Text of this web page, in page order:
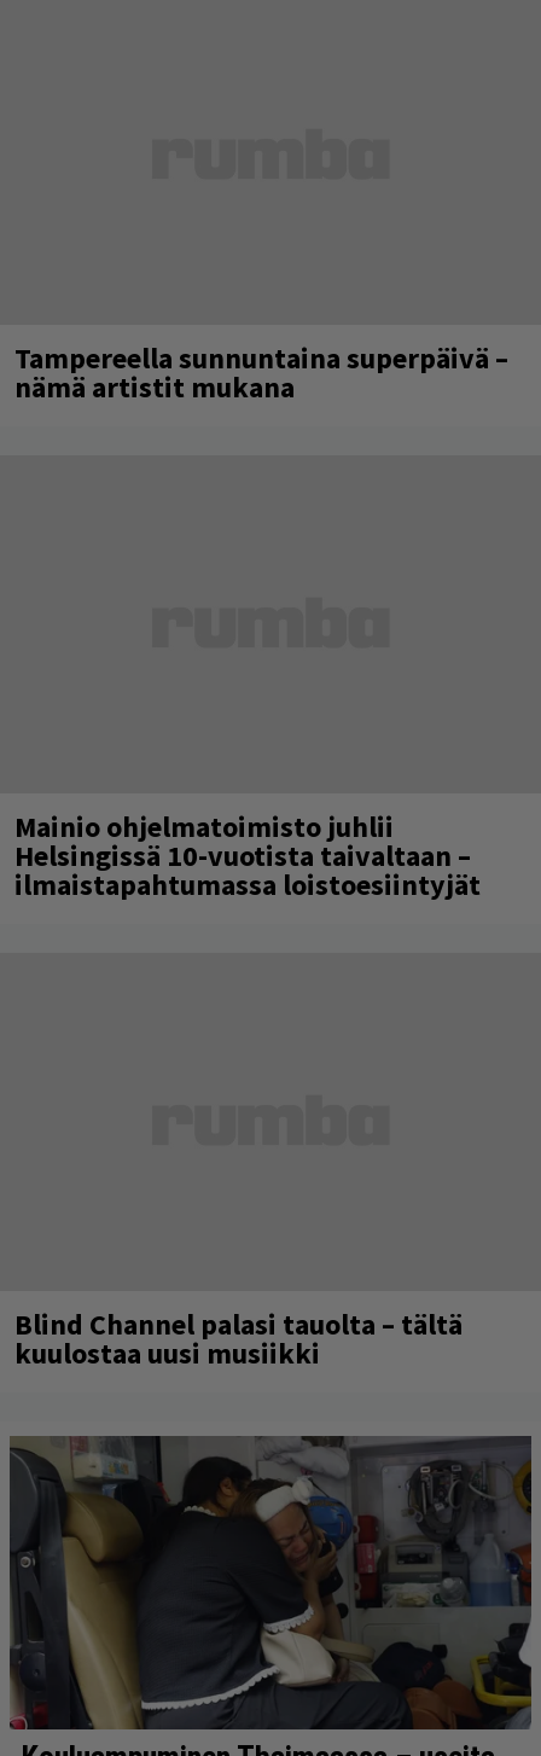
Tampereella sunnuntaina superpäivä –
nämä artistit mukana
Mainio ohjelmatoimisto juhlii
Helsingissä 10-vuotista taivaltaan –
ilmaistapahtumassa loistoesiintyjät
Blind Channel palasi tauolta – tältä
kuulostaa uusi musiikki